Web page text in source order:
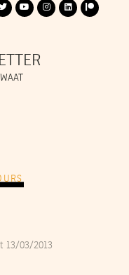
13/03/2013